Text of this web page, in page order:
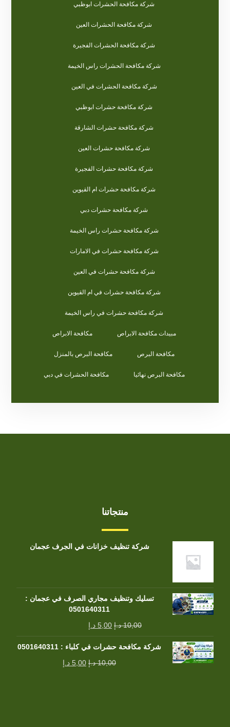
شركة مكافحة الحشرات ابوظبي
شركة مكافحة الحشرات العين
شركة مكافحة الحشرات الفجيرة
شركة مكافحة الحشرات راس الخيمة
شركة مكافحة الحشرات في العين
شركة مكافحة حشرات ابوظبي
شركة مكافحة حشرات الشارقة
شركة مكافحة حشرات العين
شركة مكافحة حشرات الفجيرة
شركة مكافحة حشرات ام القيوين
شركة مكافحة حشرات دبي
شركة مكافحة حشرات راس الخيمة
شركة مكافحة حشرات في الامارات
شركة مكافحة حشرات في العين
شركة مكافحة حشرات في ام القيوين
شركة مكافحة حشرات في راس الخيمة
مبيدات مكافحة الابراص مكافحة الابراص
مكافحة البرص مكافحة البرص بالمنزل
مكافحة البرص نهائيا مكافحة الحشرات في دبي
منتجاتنا
شركة تنظيف خزانات في الجرف عجمان
تسليك وتنظيف مجاري الصرف في عجمان :
0501640311
10,00 د.إ 5,00 د.إ
شركة مكافحة حشرات في كلباء : 0501640311
10,00 د.إ 5,00 د.إ